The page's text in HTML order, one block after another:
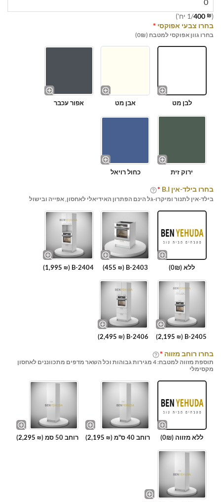
(
400 ₪
/1 יח')
בחרו צבעי אפוקסי *
בחרו גוון אפוקסי למטבח (0₪)
לבן מט אבן מט אפור עכבר
ירוק זית כחול רויאל
בחרו בילד-אין B.I *
בילד-אין לתנור ומיקרו-גל הינם הפתרון האידיאלי לאחסון, אפייה ובישול
ללא (0₪) B-2403 (
455₪
)
B-2404 (
1,995 ₪
)
B-2405 (
2,195 ₪
)
B-2406 (
2,495₪
)
בחרו רוחב מזווה *
תוספת מזווה למטבח: 4 מגירות גבוהות וכל השאר מדפים מתכווננים לאחסון
מקסימלי
ללא מזווה (0₪) רוחב 40 ס"מ ( 2,195₪
) רוחב 50 סמ ( 2,295 ₪
)